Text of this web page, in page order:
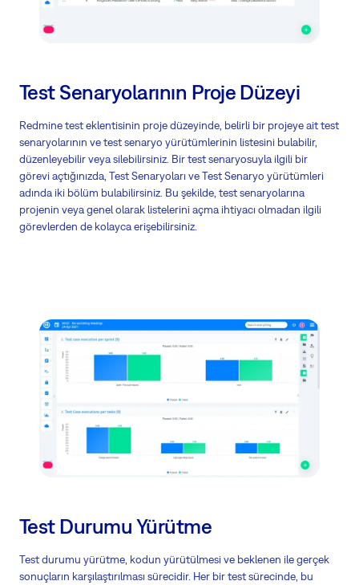
Test Senaryolarının Proje Düzeyi
Redmine test eklentisinin proje düzeyinde, belirli bir projeye ait test
senaryolarının ve test senaryo yürütümlerinin listesini bulabilir,
düzenleyebilir veya silebilirsiniz. Bir test senaryosuyla ilgili bir
görevi açtığınızda, Test Senaryoları ve Test Senaryo yürütümleri
adında iki bölüm bulabilirsiniz. Bu şekilde, test senaryolarına
projenin veya genel olarak listelerini açma ihtiyacı olmadan ilgili
görevlerden de kolayca erişebilirsiniz.
Test Durumu Yürütme
Test durumu yürütme, kodun yürütülmesi ve beklenen ile gerçek
sonuçların karşılaştırılması sürecidir. Her bir test sürecinde, bu